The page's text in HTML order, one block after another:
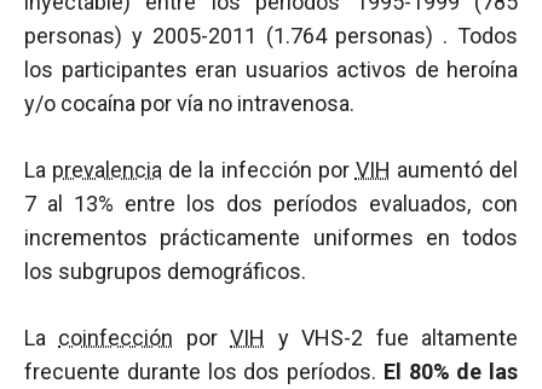
personas) y 2005-2011 (1.764 personas) . Todos
los participantes eran usuarios activos de heroína
y/o cocaína por vía no intravenosa.
La prevalencia de la infección por VIH aumentó del
7 al 13% entre los dos períodos evaluados, con
incrementos prácticamente uniformes en todos
los subgrupos demográficos.
La coinfección porVIH
y VHS-2 fue altamente
frecuente durante los dos períodos. El 80% de las